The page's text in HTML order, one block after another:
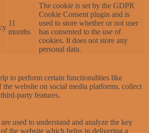
11
months
The cookie is set by the GDPR
Cookie Consent plugin and is
used to store whether or not user
has consented to the use of
cookies. It does not store any
personal data.
to perform certain functionalities like
the website on social media platforms, collect
party features.
used to understand and analyze the key
the website which helps in delivering a